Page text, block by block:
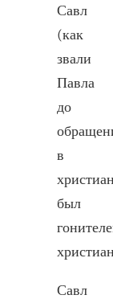
Савл
(как
звали
Павла
до
в
был
Савл